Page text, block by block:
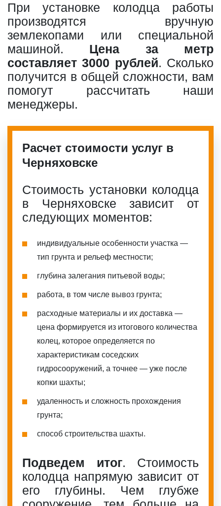
При установке колодца работы
производятся вручную
землекопами или специальной
машиной. Цена за метр
составляет 3000 рублей. Сколько
получится в общей сложности, вам
помогут рассчитать наши
менеджеры.
Расчет стоимости услуг в
Черняховске
Стоимость установки колодца
в Черняховске зависит от
следующих моментов:
индивидуальные особенности участка —
тип грунта и рельеф местности;
глубина залегания питьевой воды;
работа, в том числе вывоз грунта;
расходные материалы и их доставка —
цена формируется из итогового количества
колец, которое определяется по
характеристикам соседских
гидросооружений, а точнее — уже после
копки шахты;
удаленность и сложность прохождения
грунта;
способ строительства шахты.
Подведем итог. Стоимость
колодца напрямую зависит от
его глубины. Чем глубже